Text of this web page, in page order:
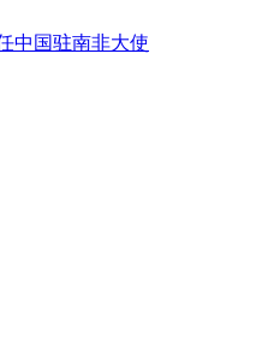
中国驻南非大使